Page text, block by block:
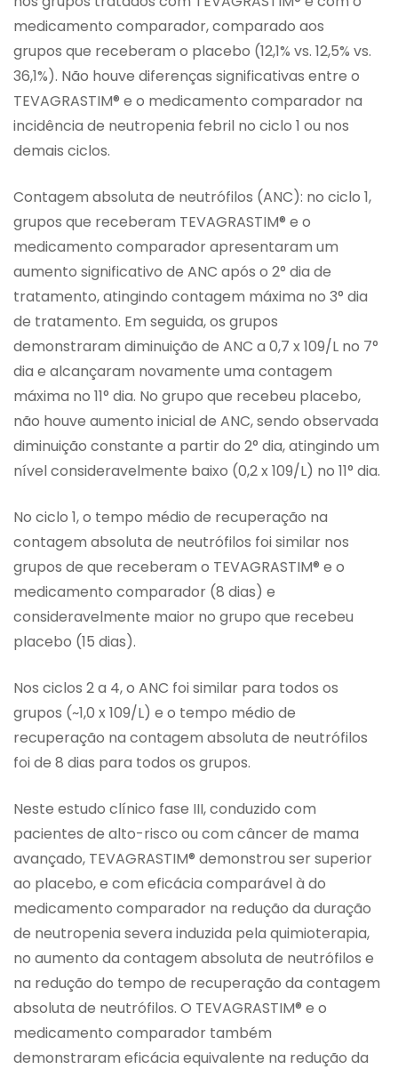
medicamento comparador, comparado aos
grupos que receberam o placebo (12,1% vs. 12,5% vs.
36,1%). Não houve diferenças significativas entre o
TEVAGRASTIM® e o medicamento comparador na
incidência de neutropenia febril no ciclo 1 ou nos
demais ciclos.
Contagem absoluta de neutrófilos (ANC): no ciclo 1,
grupos que receberam TEVAGRASTIM® e o
medicamento comparador apresentaram um
aumento significativo de ANC após o 2° dia de
tratamento, atingindo contagem máxima no 3° dia
de tratamento. Em seguida, os grupos
demonstraram diminuição de ANC a 0,7 x 109/L no 7°
dia e alcançaram novamente uma contagem
máxima no 11° dia. No grupo que recebeu placebo,
não houve aumento inicial de ANC, sendo observada
diminuição constante a partir do 2° dia, atingindo um
nível consideravelmente baixo (0,2 x 109/L) no 11° dia.
No ciclo 1, o tempo médio de recuperação na
contagem absoluta de neutrófilos foi similar nos
grupos de que receberam o TEVAGRASTIM® e o
medicamento comparador (8 dias) e
consideravelmente maior no grupo que recebeu
placebo (15 dias).
Nos ciclos 2 a 4, o ANC foi similar para todos os
grupos (~1,0 x 109/L) e o tempo médio de
recuperação na contagem absoluta de neutrófilos
foi de 8 dias para todos os grupos.
Neste estudo clínico fase III, conduzido com
pacientes de alto-risco ou com câncer de mama
avançado, TEVAGRASTIM® demonstrou ser superior
ao placebo, e com eficácia comparável à do
medicamento comparador na redução da duração
de neutropenia severa induzida pela quimioterapia,
no aumento da contagem absoluta de neutrófilos e
na redução do tempo de recuperação da contagem
absoluta de neutrófilos. O TEVAGRASTIM® e o
medicamento comparador também
demonstraram eficácia equivalente na redução da